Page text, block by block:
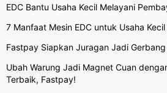
EDC Bantu Usaha Kecil Melayani
7 Manfaat Mesin EDC untuk Usaha Kecil
Fastpay Siapkan Juragan Jadi
Ubah Warung Jadi Magnet Cuan
Terbaik, Fastpay!